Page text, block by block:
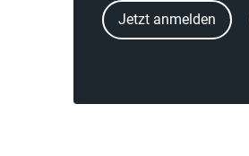
Jetzt anmelden